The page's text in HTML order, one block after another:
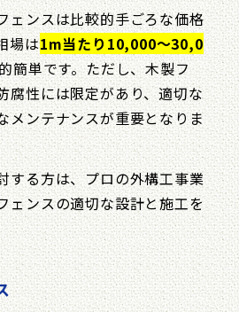
ェンスは比較的手ごろな価格
場は1m当たり10,000〜30,0
簡単です。ただし、木製フ
腐性には限定があり、適切な
メンテナンスが重要となりま
する方は、プロの外構工事業
ェンスの適切な設計と施工を